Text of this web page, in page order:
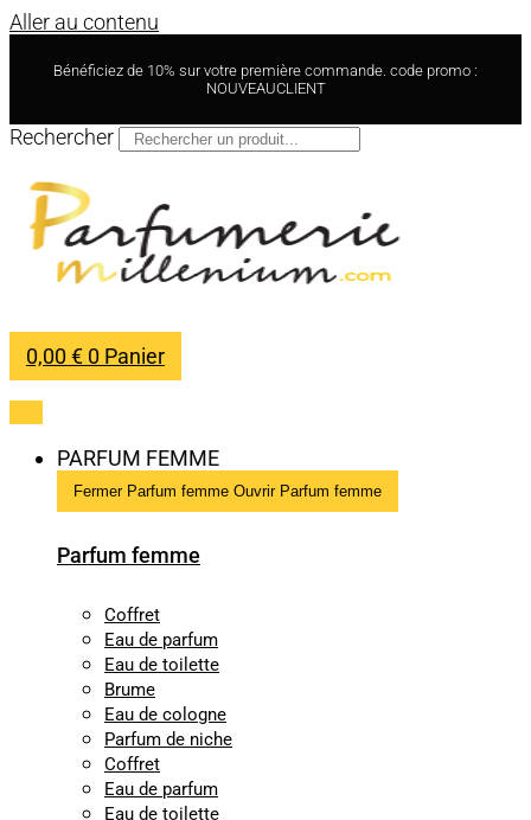
Aller au contenu
Bénéficiez de 10% sur votre première commande. code promo :
NOUVEAUCLIENT
Rechercher
0,00€ 0 Panier
PARFUM FEMME
Fermer Parfum femme Ouvrir Parfum femme
Parfum femme
Coffret
Eau de parfum
Eau de toilette
Brume
Eau de cologne
Parfum de niche
Coffret
Eau de parfum
Eau de toilette